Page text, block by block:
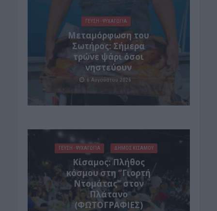
ΓΕΎΣΗ - ΨΥΧΑΓΩΓΊΑ
Μεταμόρφωση του
Σωτήρος: Σήμερα
τρώνε ψάρι όσοι
νηστεύουν
6 Αυγούστου 2026
ΓΕΎΣΗ - ΨΥΧΑΓΩΓΊΑ ΔΉΜΟΣ ΚΙΣΆΜΟΥ
Κίσαμος: Πλήθος
κόσμου στη “Γιορτή
Ντομάτας” στον
Πλάτανο
(ΦΩΤΟΓΡΑΦΙΕΣ)